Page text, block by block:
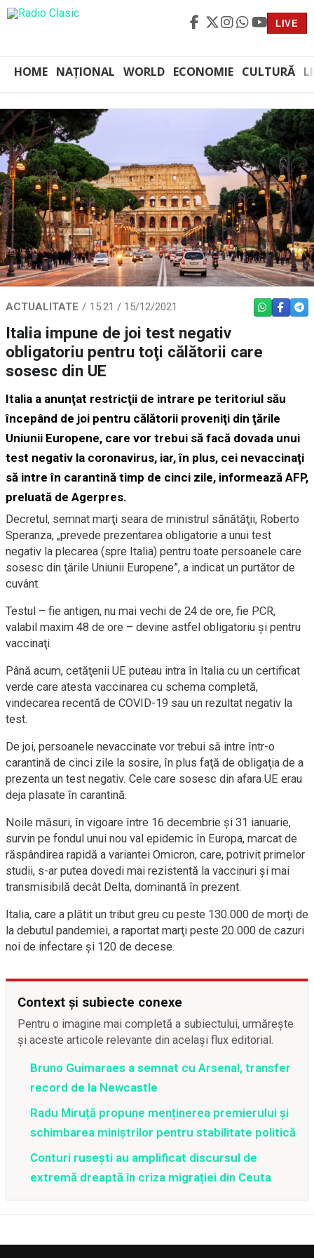
LIVE
HOME NAȚIONAL WORLD ECONOMIE CULTURĂ
ACTUALITATE 15:21 / 15/12/2021 WHATSAPP
Italia impune de joi test negativ
obligatoriu pentru toţi călătorii care
sosesc din UE
Italia a anunţat restricţii de intrare pe teritoriul său
începând de joi pentru călătorii proveniţi din ţările
Uniunii Europene, care vor trebui să facă dovada unui
test negativ la coronavirus, iar, în plus, cei nevaccinaţi
să intre în carantină timp de cinci zile, informează AFP,
preluată de Agerpres.
Decretul, semnat marţi seara de ministrul sănătăţii, Roberto
Speranza, „prevede prezentarea obligatorie a unui test
negativ la plecarea (spre Italia) pentru toate persoanele care
sosesc din ţările Uniunii Europene”, a indicat un purtător de
cuvânt.
Testul – fie antigen, nu mai vechi de 24 de ore, fie PCR,
valabil maxim 48 de ore – devine astfel obligatoriu şi pentru
vaccinaţi.
Până acum, cetăţenii UE puteau intra în Italia cu un certificat
verde care atesta vaccinarea cu schema completă,
vindecarea recentă de COVID-19 sau un rezultat negativ la
test.
De joi, persoanele nevaccinate vor trebui să intre într-o
carantină de cinci zile la sosire, în plus faţă de obligaţia de a
prezenta un test negativ. Cele care sosesc din afara UE erau
deja plasate în carantină.
Noile măsuri, în vigoare între 16 decembrie şi 31 ianuarie,
survin pe fondul unui nou val epidemic în Europa, marcat de
răspândirea rapidă a variantei Omicron, care, potrivit primelor
studii, s-ar putea dovedi mai rezistentă la vaccinuri şi mai
transmisibilă decât Delta, dominantă în prezent.
Italia, care a plătit un tribut greu cu peste 130.000 de morţi de
la debutul pandemiei, a raportat marţi peste 20.000 de cazuri
noi de infectare şi 120 de decese.
Context și subiecte conexe
Pentru o imagine mai completă a subiectului, urmărește
și aceste articole relevante din același flux editorial.
Bruno Guimaraes a semnat cu Arsenal, transfer
record de la Newcastle
Radu Miruță propune menținerea premierului și
schimbarea miniștrilor pentru stabilitate politică
Conturi rusești au amplificat discursul de
extremă dreaptă în criza migrației din Ceuta